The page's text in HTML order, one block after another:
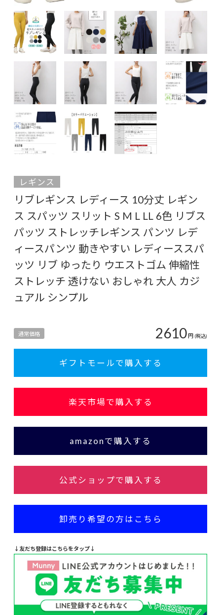
レギンス
リブレギンス レディース 10分丈 レギン
ス スパッツ スリット S M L LL 6色 リブス
パッツ ストレッチレギンス パンツ レデ
ィースパンツ 動きやすい レディーススパ
ッツ リブ ゆったり ウエストゴム 伸縮性
ストレッチ 透けない おしゃれ 大人 カジ
ュアル シンプル
通常価格 2610円 (税込)
ギフトモールで購入する
楽天市場で購入する
amazonで購入する
公式ショップで購入する
卸売り希望の方はこちら
↓友だち登録はこちらをタップ↓